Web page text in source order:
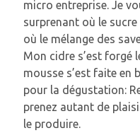
micro entreprise. Je
surprenant où le
où le mélange des
Mon cidre s’est forgé
mousse s’est faite en
pour la dégustation:
prenez autant de
le produire.